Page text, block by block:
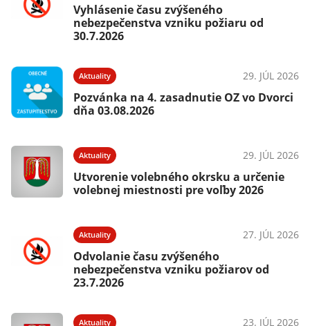
Vyhlásenie času zvýšeného
nebezpečenstva vzniku požiaru od
30.7.2026
Aktuality 29. JÚL 2026
Pozvánka na 4. zasadnutie OZ vo Dvorci
dňa 03.08.2026
Aktuality 29. JÚL 2026
Utvorenie volebného okrsku a určenie
volebnej miestnosti pre voľby 2026
Aktuality 27. JÚL 2026
Odvolanie času zvýšeného
nebezpečenstva vzniku požiarov od
23.7.2026
Aktuality 23. JÚL 2026